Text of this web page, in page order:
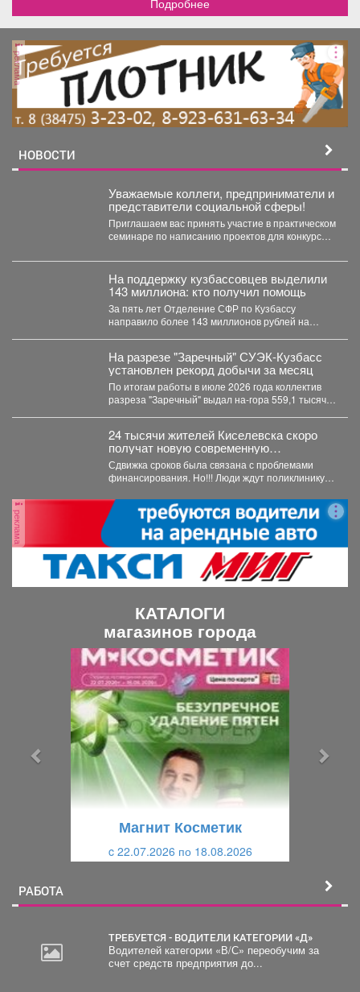
реклама
НОВОСТИ
Уважаемые коллеги, предприниматели и
представители социальной сферы!
Приглашаем вас принять участие в практическом
семинаре по написанию проектов для конкурсов
На поддержку кузбассовцев выделили
143 миллиона: кто получил помощь
За пять лет Отделение СФР по Кузбассу
направило более 143 миллионов рублей на
На разрезе "Заречный" СУЭК-Кузбасс
установлен рекорд добычи за месяц
По итогам работы в июле 2026 года коллектив
разреза "Заречный" выдал на-гора 559,1 тысяч
24 тысячи жителей Киселевска скоро
получат новую современную
поликлинику.
Сдвижка сроков была связана с проблемами
финансирования. Но!!! Люди ждут поликлинику,
реклама
КАТАЛОГИ
магазинов города
Магнит Косметик
c 22.07.2026 по 18.08.2026
РАБОТА
ТРЕБУЕТСЯ - ВОДИТЕЛИ КАТЕГОРИИ «Д»
Водителей категории «В/С» переобучим за
счет средств предприятия до...